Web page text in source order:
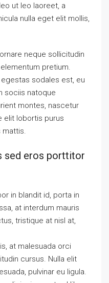
ut leo laoreet, a
nulla eget elit mollis,
neque sollicitudin
pretium.
sodales est, eu
sociis natoque
montes, nascetur
elit lobortis purus
mattis.
sed eros porttitor
in blandit id, porta in
at interdum mauris
tristique at nisl at,
at malesuada orci
cursus. Nulla elit
pulvinar eu ligula.